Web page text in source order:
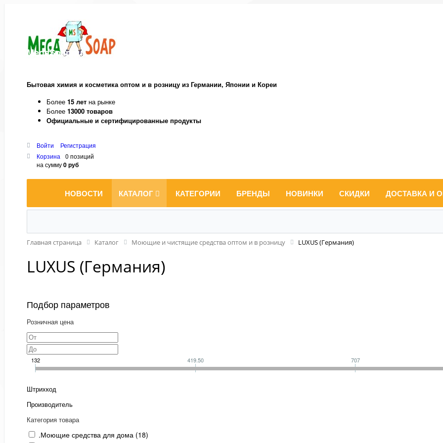
MegaSoap.ru
Бытовая химия и косметика оптом и в розницу из Германии, Японии и Кореи
Более 15 лет на рынке
Более 13000 товаров
Официальные и сертифицированные продукты
Войти
Регистрация
Корзина
0 позиций
на сумму0 руб
НОВОСТИ КАТАЛОГ КАТЕГОРИИ БРЕНДЫ НОВИНКИ СКИДКИ ДОСТАВКА И
Главная страница Каталог Моющие и чистящие средства оптом и в розницу LUXUS (Германия)
LUXUS (Германия)
Подбор параметров
Розничная цена
132 419.50 707
Штрихкод
Производитель
Категория товара
.Моющие средства для дома (18)